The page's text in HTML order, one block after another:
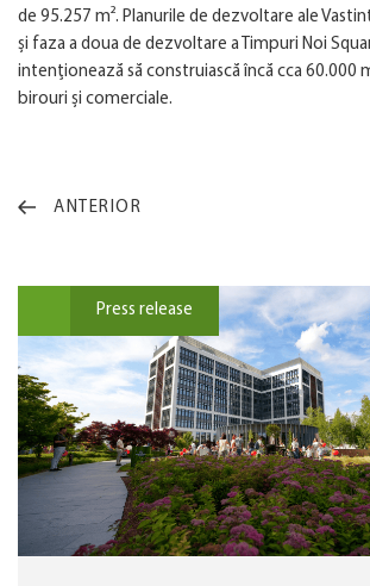
de 95.257 m². Planurile de dezvoltare ale
și faza a doua de dezvoltare a Timpuri Noi
intenționează să construiască încă cca 60.000
birouri și comerciale.
ANTERIOR
Press release